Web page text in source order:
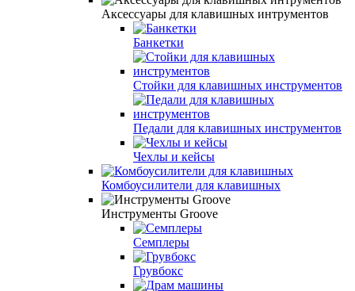
Аксессуары для клавишных интрументов
Банкетки
Стойки для клавишных инструментов
Педали для клавишных инструментов
Чехлы и кейсы
Комбоусилители для клавишных
Инструменты Groove
Семплеры
Грувбокс